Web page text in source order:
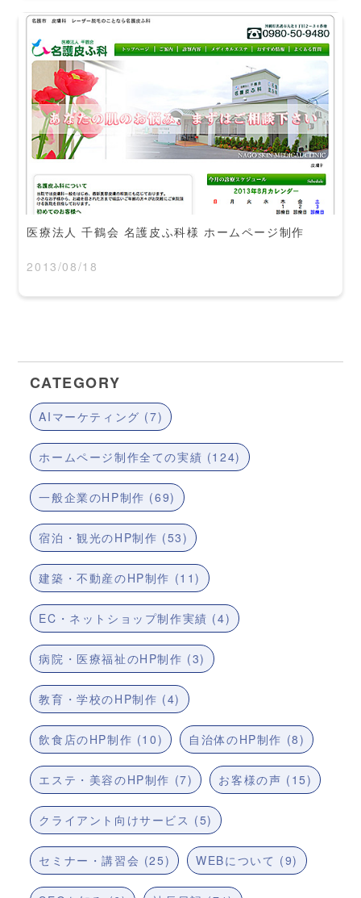
医療法人 千鶴会 名護皮ふ科様 ホームページ制作
2013/08/18
CATEGORY
AIマーケティング (7)
ホームページ制作全ての実績 (124)
一般企業のHP制作 (69)
宿泊・観光のHP制作 (53)
建築・不動産のHP制作 (11)
EC・ネットショップ制作実績 (4)
病院・医療福祉のHP制作 (3)
教育・学校のHP制作 (4)
飲食店のHP制作 (10) 自治体のHP制作 (8)
エステ・美容のHP制作 (7) お客様の声 (15)
クライアント向けサービス (5)
セミナー・講習会 (25) WEBについて (9)